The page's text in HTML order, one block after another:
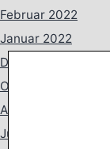
Februar 2022
Januar 2022
Dezember 2021
Oktober 2021
August 2021
Juli 2021